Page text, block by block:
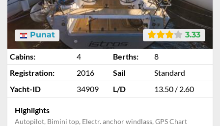
3.33
Punat
Cabins: 4 Berths:
8
Registration:
2016 Sail
Standard
Yacht-ID
34909 L/D 13.50 / 2.60
Highlights
Autopilot, Bimini top, Electr. anchor windlass, GPS Chart